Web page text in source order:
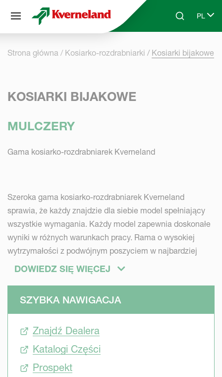
Skip to main contentSearchPL
Select
Strona główna Kosiarko-rozdrabniarki Kosiarki bijakowe
KOSIARKI BIJAKOWE
MULCZERY
Gama kosiarko-rozdrabniarek Kverneland
Szeroka gama kosiarko-rozdrabniarek Kverneland
sprawia, że każdy znajdzie dla siebie model spełniający
wszystkie wymagania. Każdy model zapewnia doskonałe
wyniki w różnych warunkach pracy. Rama o wysokiej
wytrzymałości z podwójnym poszyciem w najbardziej
narażonych miejscach daje dodatkową wytrzymałość.
zachowaniu minimalnych wymagań konserwacyjnych.
koszenia terenów zielonych, rozdrabniania trawy,
pastwisk, ścirniska po kukurydzy i słoneczniku oraz
nieużytków. Dostępne są w szerokościach roboczych od
1,50m do 6,40m z szerokim wyborem noży.
DOWIEDZ SIĘ WIĘCEJ
SZYBKA NAWIGACJA
Znajdź Dealera
Katalogi Części
Prospekt
Panel zarządzania plikami cookies